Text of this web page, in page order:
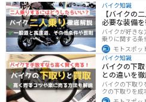
バイク知識
【バイクの
必要な装備を
バイクが好き
乗りに関する条
解説しています
ためには、条件
事を読めば、安
モトスポッ
バイク知識
バイクの下
との違いを徹
バイクの下取
クの下取りを
は、下取りは現